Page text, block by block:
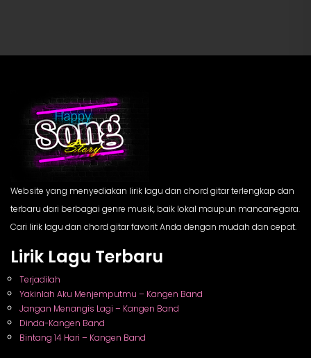
Website yang menyediakan lirik lagu dan chord gitar terlengkap dan
terbaru dari berbagai genre musik, baik lokal maupun mancanegara.
Cari lirik lagu dan chord gitar favorit Anda dengan mudah dan cepat.
Lirik Lagu Terbaru
Terjadilah
Yakinlah Aku Menjemputmu – Kangen Band
Jangan Menangis Lagi – Kangen Band
Dinda-Kangen Band
Bintang 14 Hari – Kangen Band